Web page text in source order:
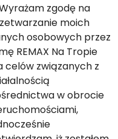
zgodę na
moich
osobowych przez
REMAX Na Tropie
celów związanych z
w obrocie